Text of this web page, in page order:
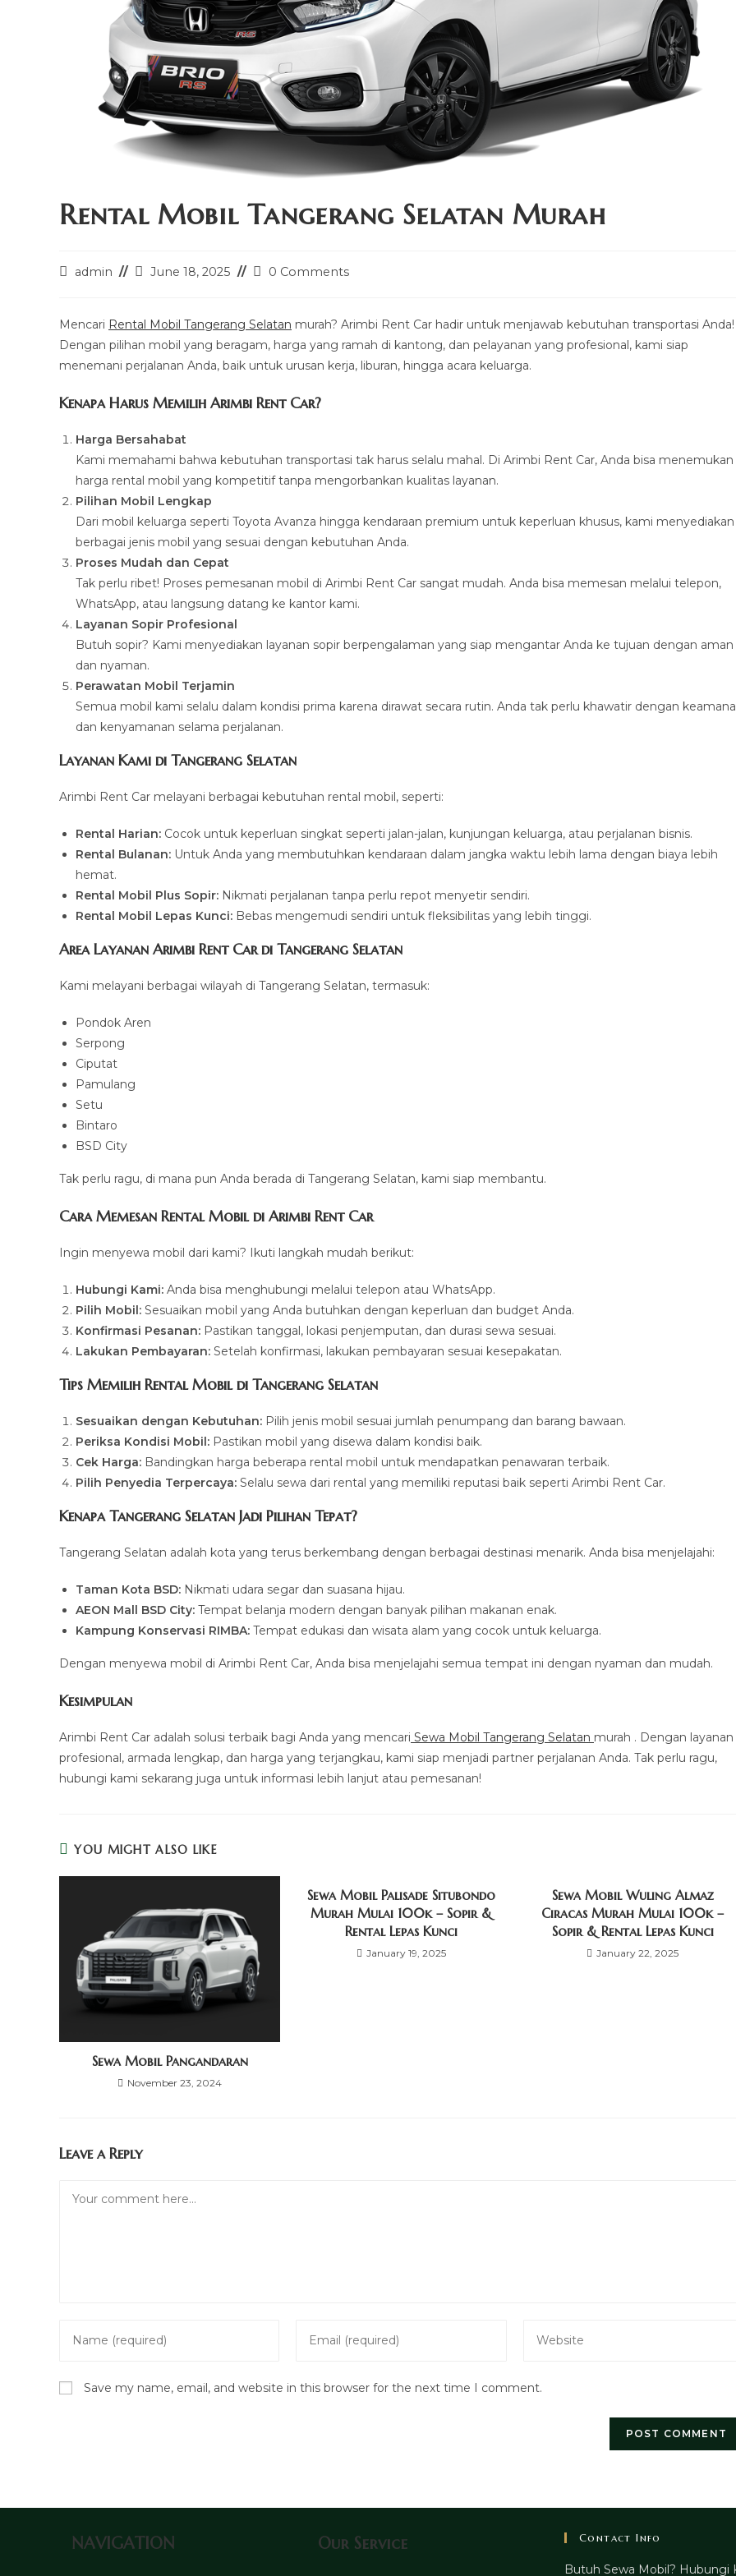
Rental Mobil Tangerang Selatan Murah
Postadmin
PostJune 18, 2025
Post0 Comments
Mencari Rental Mobil Tangerang Selatan murah? Arimbi Rent Car hadir untuk menjawab kebutuhan transportasi Anda!
Dengan pilihan mobil yang beragam, harga yang ramah di kantong, dan pelayanan yang profesional, kami siap
menemani perjalanan Anda, baik untuk urusan kerja, liburan, hingga acara keluarga.
Kenapa Harus Memilih Arimbi Rent Car?
Harga Bersahabat
Kami memahami bahwa kebutuhan transportasi tak harus selalu mahal. Di Arimbi Rent Car, Anda bisa menemukan
harga rental mobil yang kompetitif tanpa mengorbankan kualitas layanan.
Pilihan Mobil Lengkap
Dari mobil keluarga seperti Toyota Avanza hingga kendaraan premium untuk keperluan khusus, kami menyediakan
berbagai jenis mobil yang sesuai dengan kebutuhan Anda.
Proses Mudah dan Cepat
Tak perlu ribet! Proses pemesanan mobil di Arimbi Rent Car sangat mudah. Anda bisa memesan melalui telepon,
WhatsApp, atau langsung datang ke kantor kami.
Layanan Sopir Profesional
Butuh sopir? Kami menyediakan layanan sopir berpengalaman yang siap mengantar Anda ke tujuan dengan aman
dan nyaman.
Perawatan Mobil Terjamin
Semua mobil kami selalu dalam kondisi prima karena dirawat secara rutin. Anda tak perlu khawatir dengan
dan kenyamanan selama perjalanan.
Layanan Kami di Tangerang Selatan
Arimbi Rent Car melayani berbagai kebutuhan rental mobil, seperti:
Rental Harian: Cocok untuk keperluan singkat seperti jalan-jalan, kunjungan keluarga, atau perjalanan bisnis.
Rental Bulanan: Untuk Anda yang membutuhkan kendaraan dalam jangka waktu lebih lama dengan biaya lebih
hemat.
Rental Mobil Plus Sopir: Nikmati perjalanan tanpa perlu repot menyetir sendiri.
Rental Mobil Lepas Kunci: Bebas mengemudi sendiri untuk fleksibilitas yang lebih tinggi.
Area Layanan Arimbi Rent Car di Tangerang Selatan
Kami melayani berbagai wilayah di Tangerang Selatan, termasuk:
Pondok Aren
Serpong
Ciputat
Pamulang
Setu
Bintaro
BSD City
Tak perlu ragu, di mana pun Anda berada di Tangerang Selatan, kami siap membantu.
Cara Memesan Rental Mobil di Arimbi Rent Car
Ingin menyewa mobil dari kami? Ikuti langkah mudah berikut:
Hubungi Kami: Anda bisa menghubungi melalui telepon atau WhatsApp.
Pilih Mobil: Sesuaikan mobil yang Anda butuhkan dengan keperluan dan budget Anda.
Konfirmasi Pesanan: Pastikan tanggal, lokasi penjemputan, dan durasi sewa sesuai.
Lakukan Pembayaran: Setelah konfirmasi, lakukan pembayaran sesuai kesepakatan.
Tips Memilih Rental Mobil di Tangerang Selatan
Sesuaikan dengan Kebutuhan: Pilih jenis mobil sesuai jumlah penumpang dan barang bawaan.
Periksa Kondisi Mobil: Pastikan mobil yang disewa dalam kondisi baik.
Cek Harga: Bandingkan harga beberapa rental mobil untuk mendapatkan penawaran terbaik.
Pilih Penyedia Terpercaya: Selalu sewa dari rental yang memiliki reputasi baik seperti Arimbi Rent Car.
Kenapa Tangerang Selatan Jadi Pilihan Tepat?
Tangerang Selatan adalah kota yang terus berkembang dengan berbagai destinasi menarik. Anda bisa menjelajahi:
Taman Kota BSD: Nikmati udara segar dan suasana hijau.
AEON Mall BSD City: Tempat belanja modern dengan banyak pilihan makanan enak.
Kampung Konservasi RIMBA: Tempat edukasi dan wisata alam yang cocok untuk keluarga.
Dengan menyewa mobil di Arimbi Rent Car, Anda bisa menjelajahi semua tempat ini dengan nyaman dan mudah.
Kesimpulan
Arimbi Rent Car adalah solusi terbaik bagi Anda yang mencari Sewa Mobil Tangerang Selatan murah . Dengan layanan
profesional, armada lengkap, dan harga yang terjangkau, kami siap menjadi partner perjalanan Anda. Tak perlu ragu,
hubungi kami sekarang juga untuk informasi lebih lanjut atau pemesanan!
YOU MIGHT ALSO LIKE
Sewa Mobil Pangandaran
November 23, 2024
Sewa Mobil Palisade Situbondo
Murah Mulai 100k – Sopir &
Rental Lepas Kunci
January 19, 2025
Sewa Mobil Wuling Almaz
Ciracas Murah Mulai 100k –
Sopir & Rental Lepas Kunci
January 22, 2025
Leave a Reply
or
address
URL
Save my name, email, and website in this browser for the next time I comment.
NAVIGATION Our Service Contact Info
Butuh Sewa Mobil? Hubungi